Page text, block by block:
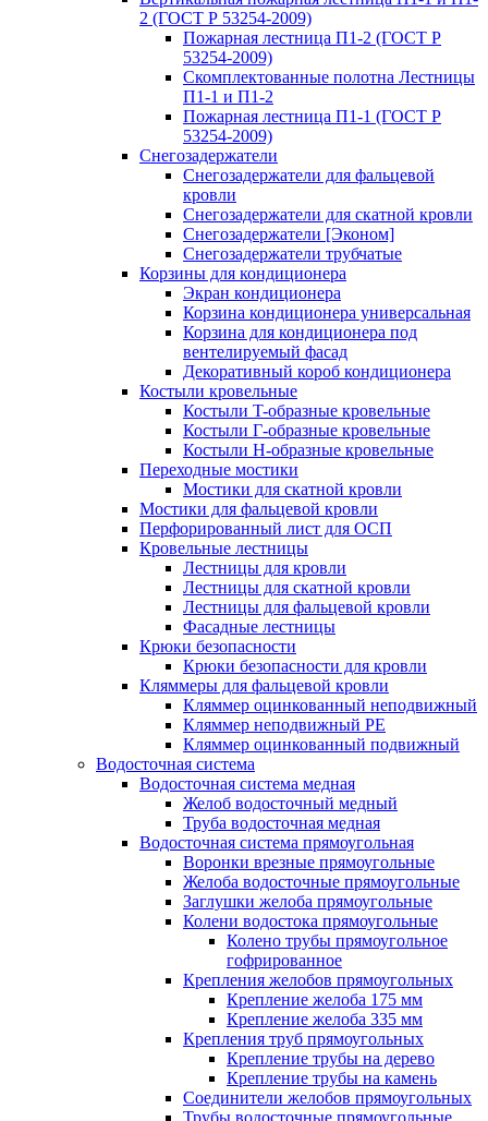
2 (ГОСТ Р 53254-2009)
Пожарная лестница П1-2 (ГОСТ Р
53254-2009)
Скомплектованные полотна Лестницы
П1-1 и П1-2
Пожарная лестница П1-1 (ГОСТ Р
53254-2009)
Снегозадержатели
Снегозадержатели для фальцевой
кровли
Снегозадержатели для скатной кровли
Снегозадержатели [Эконом]
Снегозадержатели трубчатые
Корзины для кондиционера
Экран кондиционера
Корзина кондиционера универсальная
Корзина для кондиционера под
вентелируемый фасад
Декоративный короб кондиционера
Костыли кровельные
Костыли T-образные кровельные
Костыли Г-образные кровельные
Костыли Н-образные кровельные
Переходные мостики
Мостики для скатной кровли
Мостики для фальцевой кровли
Перфорированный лист для ОСП
Кровельные лестницы
Лестницы для кровли
Лестницы для скатной кровли
Лестницы для фальцевой кровли
Фасадные лестницы
Крюки безопасности
Крюки безопасности для кровли
Кляммеры для фальцевой кровли
Кляммер оцинкованный неподвижный
Кляммер неподвижный PE
Кляммер оцинкованный подвижный
Водосточная система
Водосточная система медная
Желоб водосточный медный
Труба водосточная медная
Водосточная система прямоугольная
Воронки врезные прямоугольные
Желоба водосточные прямоугольные
Заглушки желоба прямоугольные
Колени водостока прямоугольные
Колено трубы прямоугольное
гофрированное
Крепления желобов прямоугольных
Крепление желоба 175 мм
Крепление желоба 335 мм
Крепления труб прямоугольных
Крепление трубы на дерево
Крепление трубы на камень
Соединители желобов прямоугольных
Трубы водосточные прямоугольные